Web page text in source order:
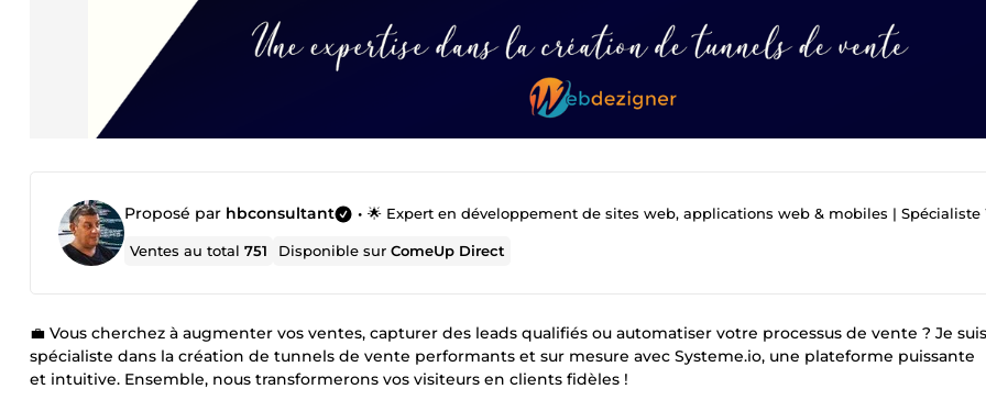
Proposé par hbconsultant • 🌟 Expert en développement de sites web, applications web & mobiles | Spécialiste WordPress
Ventes au total751 Disponible surComeUp Direct
💼 Vous cherchez à augmenter vos ventes, capturer des leads qualifiés ou automatiser votre processus de vente ? Je suis
spécialiste dans la création de tunnels de vente performants et sur mesure avec Systeme.io, une plateforme puissante
et intuitive. Ensemble, nous transformerons vos visiteurs en clients fidèles !